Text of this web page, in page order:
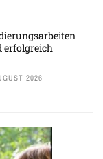
erfolgreich
2026